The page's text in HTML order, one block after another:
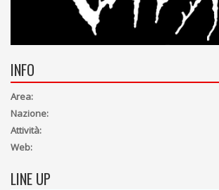
INFO
Area:
Nazione:
Attività:
Web:
LINE UP